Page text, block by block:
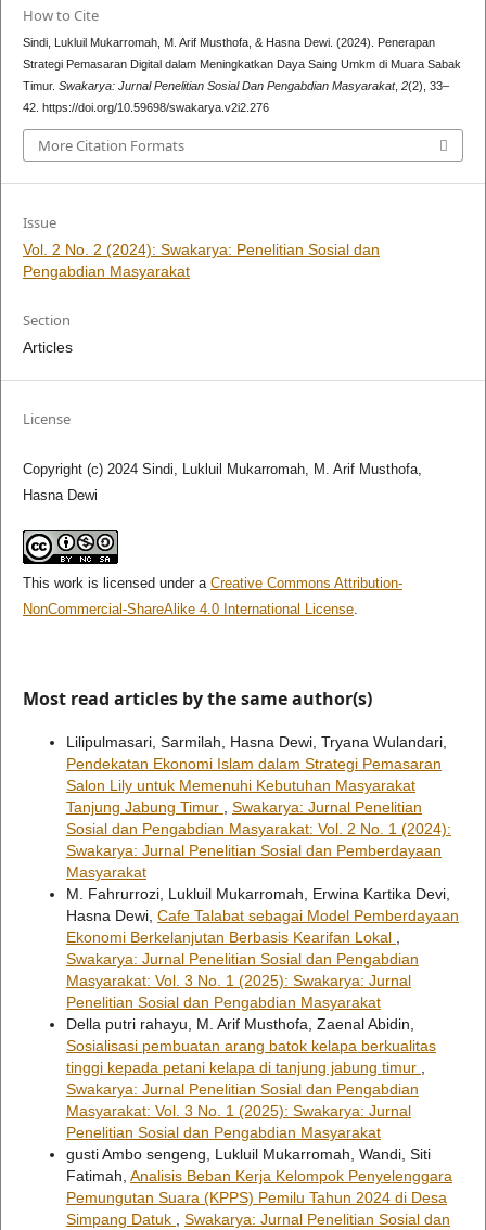
How to Cite
Sindi, Lukluil Mukarromah, M. Arif Musthofa, & Hasna Dewi. (2024). Penerapan
Strategi Pemasaran Digital dalam Meningkatkan Daya Saing Umkm di Muara Sabak
Timur. Swakarya: Jurnal Penelitian Sosial Dan Pengabdian Masyarakat, 2(2), 33–
42. https://doi.org/10.59698/swakarya.v2i2.276
More Citation Formats
Issue
Vol. 2 No. 2 (2024): Swakarya: Penelitian Sosial dan
Pengabdian Masyarakat
Section
Articles
License
Copyright (c) 2024 Sindi, Lukluil Mukarromah, M. Arif Musthofa,
Hasna Dewi
This work is licensed under a Creative Commons Attribution-
NonCommercial-ShareAlike 4.0 International License.
Most read articles by the same author(s)
Lilipulmasari, Sarmilah, Hasna Dewi, Tryana Wulandari,
Pendekatan Ekonomi Islam dalam Strategi Pemasaran
Salon Lily untuk Memenuhi Kebutuhan Masyarakat
Tanjung Jabung Timur
Swakarya: Jurnal Penelitian
Sosial dan Pengabdian Masyarakat: Vol. 2 No. 1 (2024):
Swakarya: Jurnal Penelitian Sosial dan Pemberdayaan
Masyarakat
M. Fahrurrozi, Lukluil Mukarromah, Erwina Kartika Devi,
Hasna Dewi, Cafe Talabat sebagai Model Pemberdayaan
Ekonomi Berkelanjutan Berbasis Kearifan Lokal
Swakarya: Jurnal Penelitian Sosial dan Pengabdian
Masyarakat: Vol. 3 No. 1 (2025): Swakarya: Jurnal
Penelitian Sosial dan Pengabdian Masyarakat
Della putri rahayu, M. Arif Musthofa, Zaenal Abidin,
Sosialisasi pembuatan arang batok kelapa berkualitas
tinggi kepada petani kelapa di tanjung jabung timur
Swakarya: Jurnal Penelitian Sosial dan Pengabdian
Masyarakat: Vol. 3 No. 1 (2025): Swakarya: Jurnal
Penelitian Sosial dan Pengabdian Masyarakat
gusti Ambo sengeng, Lukluil Mukarromah, Wandi, Siti
Fatimah, Analisis Beban Kerja Kelompok Penyelenggara
Pemungutan Suara (KPPS) Pemilu Tahun 2024 di Desa
Simpang Datuk
Swakarya: Jurnal Penelitian Sosial dan